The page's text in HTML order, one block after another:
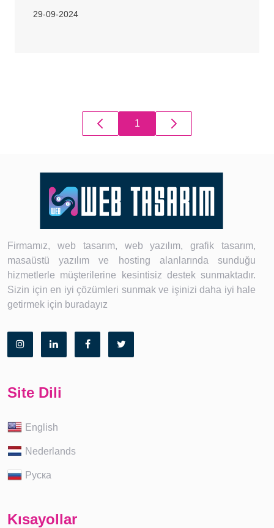
29-09-2024
1
Firmamız, web tasarım, web yazılım, grafik tasarım,
masaüstü yazılım ve hosting alanlarında sunduğu
hizmetlerle müşterilerine kesintisiz destek sunmaktadır.
Sizin için en iyi çözümleri sunmak ve işinizi daha iyi hale
getirmek için buradayız
Site Dili
English
Nederlands
Руска
Kısayollar